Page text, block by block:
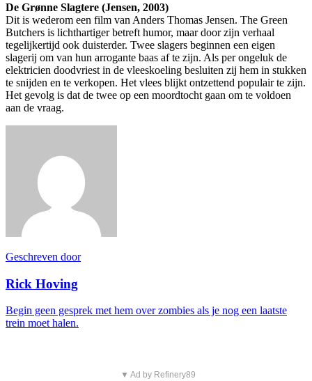
De Grønne Slagtere (Jensen, 2003)
Dit is wederom een film van Anders Thomas Jensen. The Green
Butchers is lichthartiger betreft humor, maar door zijn verhaal
tegelijkertijd ook duisterder. Twee slagers beginnen een eigen
slagerij om van hun arrogante baas af te zijn. Als per ongeluk de
elektricien doodvriest in de vleeskoeling besluiten zij hem in stukken
te snijden en te verkopen. Het vlees blijkt ontzettend populair te zijn.
Het gevolg is dat de twee op een moordtocht gaan om te voldoen
aan de vraag.
Geschreven door
Rick Hoving
Begin geen gesprek met hem over zombies als je nog een laatste
trein moet halen.
▼ Ad by Refinery89